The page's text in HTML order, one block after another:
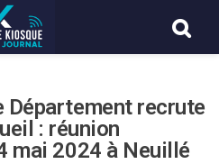
Département recrute
: réunion
mai 2024 à Neuillé